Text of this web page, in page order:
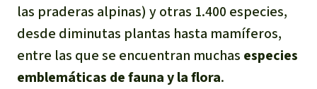
las praderas alpinas) y otras 1.400 especies,
desde diminutas plantas hasta mamíferos,
entre las que se encuentran muchas especies
emblemáticas de fauna y la flora.